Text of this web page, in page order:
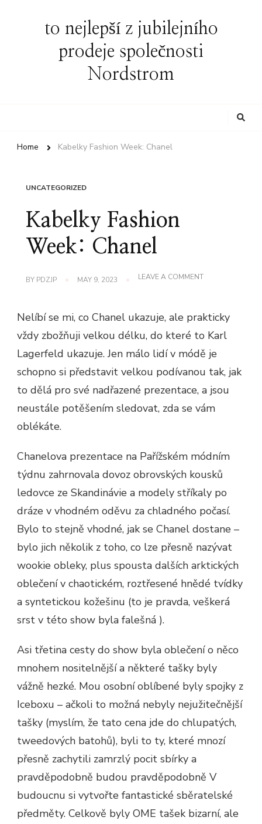
to nejlepší z jubilejního
prodeje společnosti
Nordstrom
Home Kabelky Fashion Week: Chanel
UNCATEGORIZED
Kabelky Fashion
Week: Chanel
BY PDZJP MAY 9, 2023 LEAVE A COMMENTON
CHANEL
Nelíbí se mi, co Chanel ukazuje, ale prakticky
vždy zbožňuji velkou délku, do které to Karl
Lagerfeld ukazuje. Jen málo lidí v módě je
schopno si představit velkou podívanou tak, jak
to dělá pro své nadřazené prezentace, a jsou
neustále potěšením sledovat, zda se vám
oblékáte.
Chanelova prezentace na Pařížském módním
týdnu zahrnovala dovoz obrovských kousků
ledovce ze Skandinávie a modely stříkaly po
dráze v vhodném oděvu za chladného počasí.
Bylo to stejně vhodné, jak se Chanel dostane –
bylo jich několik z toho, co lze přesně nazývat
wookie obleky, plus spousta dalších arktických
oblečení v chaotickém, roztřesené hnědé tvídky
a syntetickou kožešinu (to je pravda, veškerá
srst v této show byla falešná ).
Asi třetina cesty do show byla oblečení o něco
mnohem nositelnější a některé tašky byly
vážně hezké. Mou osobní oblíbené byly spojky z
Iceboxu – ačkoli to možná nebyly nejužitečnější
tašky (myslím, že tato cena jde do chlupatých,
tweedových batohů), byli to ty, které mnozí
přesně zachytili zamrzlý pocit sbírky a
pravděpodobně budou pravděpodobně V
budoucnu si vytvořte fantastické sběratelské
předměty. Celkově byly OME tašek bizarní, ale